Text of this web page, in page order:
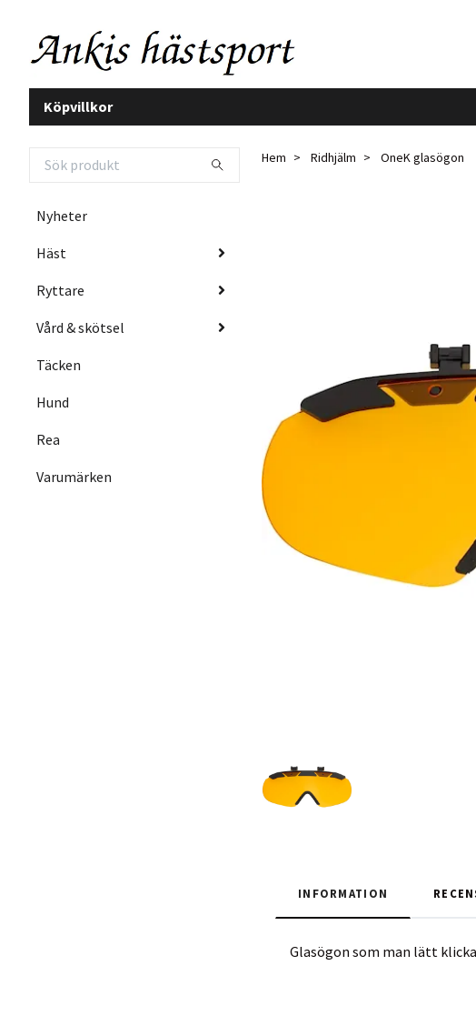
Köpvillkor
Nyheter
Häst
Ryttare
Vård & skötsel
Täcken
Hund
Rea
Varumärken
Hem Ridhjälm OneK glasögon
INFORMATION
Glasögon som man lätt